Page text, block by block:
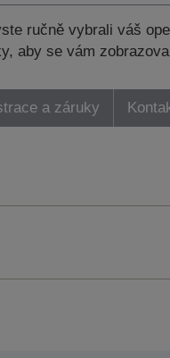
ručně vybrali váš
aby se vám
a záruky